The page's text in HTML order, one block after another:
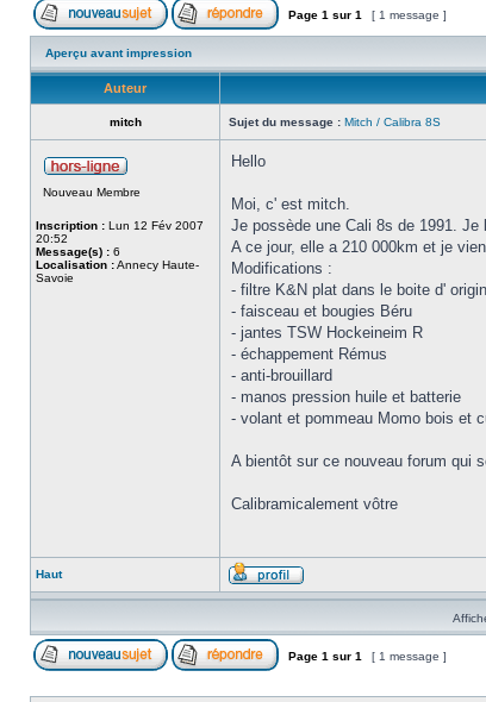
Page 1 sur 1 [ 1 message ]
Aperçu avant impression
Auteur
mitch Sujet du message : Mitch / Calibra 8S
Nouveau Membre
Inscription : Lun 12 Fév 2007
20:52
Message(s) : 6
Localisation :Annecy Haute-
Savoie
Hello
Moi, c' est mitch.
Je possède une Cali 8s de 1991.
A ce jour, elle a 210 000km et je
Modifications :
- filtre K&N plat dans le boite d'
- faisceau et bougies Béru
- jantes TSW Hockeineim R
- échappement Rémus
- anti-brouillard
- manos pression huile et batterie
- volant et pommeau Momo bois et
A bientôt sur ce nouveau forum qui
Calibramicalement vôtre
Haut
Page 1 sur 1 [ 1 message ]